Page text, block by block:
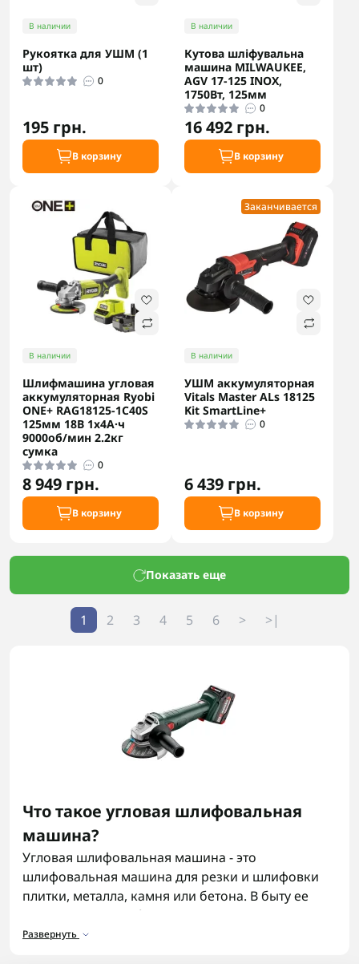
В наличии
Рукоятка для УШМ (1
шт)
0
195 грн.
В корзину
В наличии
Кутова шліфувальна
машина MILWAUKEE,
AGV 17-125 INOX,
1750Вт, 125мм
0
16 492 грн.
В корзину
В наличии
Шлифмашина угловая
аккумуляторная Ryobi
ONE+ RAG18125-1C40S
125мм 18В 1х4А·ч
9000об/мин 2.2кг
сумка
0
8 949 грн.
В корзину
Заканчивается
В наличии
УШМ аккумуляторная
Vitals Master ALs 18125
Kit SmartLine+
0
6 439 грн.
В корзину
Показать еще
1 2 3 4 5 6 > >|
Что такое угловая шлифовальная
машина?
Угловая шлифовальная машина - это
шлифовальная машина для резки и шлифовки
плитки, металла, камня или бетона. В быту ее
называют просто болгарка. Если модель
работает от батареи, это уже болгарка на
Развернуть